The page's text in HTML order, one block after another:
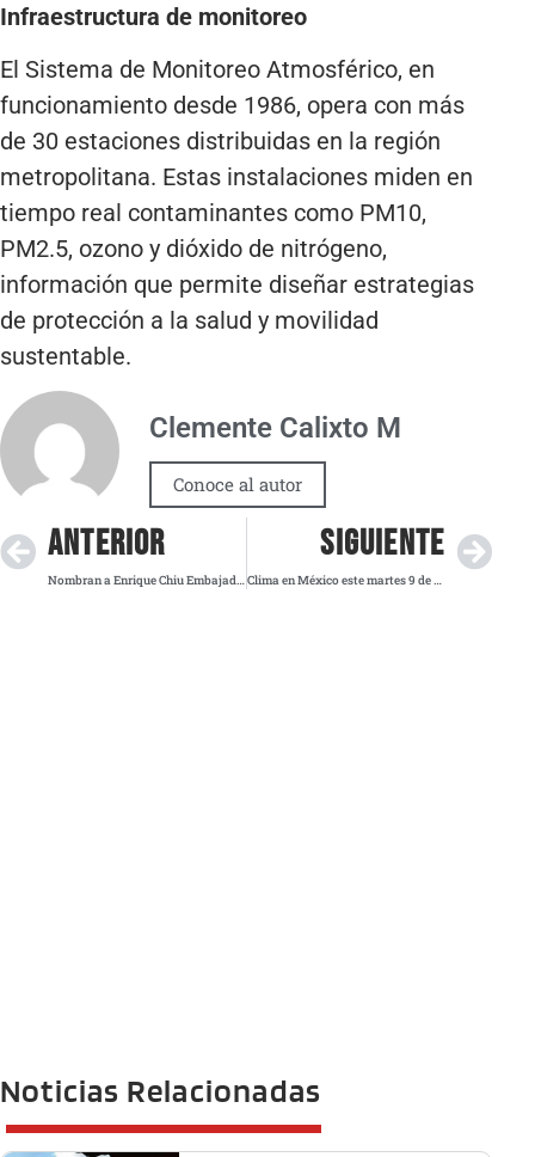
Infraestructura de monitoreo
El Sistema de Monitoreo Atmosférico, en
funcionamiento desde 1986, opera con más
de 30 estaciones distribuidas en la región
metropolitana. Estas instalaciones miden en
tiempo real contaminantes como PM10,
PM2.5, ozono y dióxido de nitrógeno,
información que permite diseñar estrategias
de protección a la salud y movilidad
sustentable.
Clemente Calixto M
Conoce al autor
ANTERIOR
Nombran a Enrique Chiu Embajador Culturalmente Responsable en Baja California
SIGUIENTE
Clima en México este martes 9 de septiembre: ¿lloverá en varias regiones? Esto dice el SMN
Noticias Relacionadas